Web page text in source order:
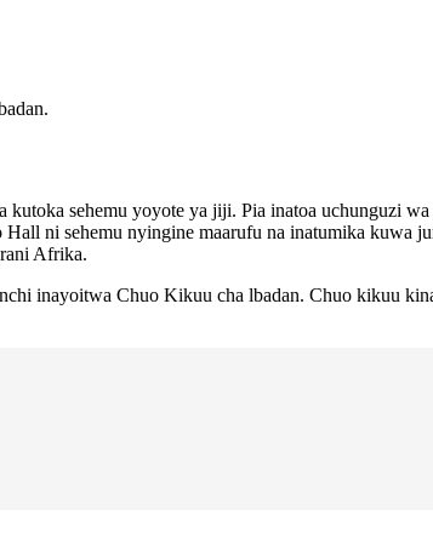
kutoka sehemu yoyote ya jiji. Pia inatoa uchunguzi
ni sehemu nyingine maarufu na inatumika kuwa
Afrika.
inayoitwa Chuo Kikuu cha lbadan. Chuo kikuu